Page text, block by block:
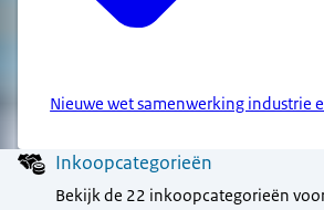
Nieuwe wet samenwerking industrie
MenuInkoopcategorieën
Bekijk de 22 inkoopcategorieën